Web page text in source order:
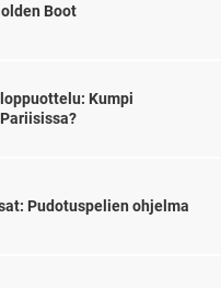
Boot
Kumpi
Pudotuspelien ohjelma